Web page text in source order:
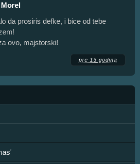
da prosiris defke, i bice od tebe
ovo, majstorski!
pre 13 godina